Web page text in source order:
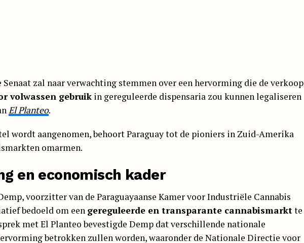
Senaat zal naar verwachting stemmen over een hervorming die de verkoop
volwassen gebruik in gereguleerde dispensaria zou kunnen legaliseren
El Planteo.
wordt aangenomen, behoort Paraguay tot de pioniers in Zuid-Amerika
omarmen.
en economisch kader
voorzitter van de Paraguayaanse Kamer voor Industriële Cannabis
bedoeld om een gereguleerde en transparante cannabismarktte
met El Planteo bevestigde Demp dat verschillende nationale
betrokken zullen worden, waaronder de Nationale Directie voor